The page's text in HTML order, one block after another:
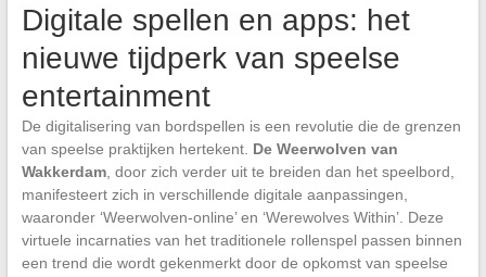
Digitale spellen en apps: het
nieuwe tijdperk van speelse
entertainment
De digitalisering van bordspellen is een revolutie die de grenzen
van speelse praktijken hertekent. De Weerwolven van
Wakkerdam, door zich verder uit te breiden dan het speelbord,
manifesteert zich in verschillende digitale aanpassingen,
waaronder ‘Weerwolven-online’ en ‘Werewolves Within’. Deze
virtuele incarnaties van het traditionele rollenspel passen binnen
een trend die wordt gekenmerkt door de opkomst van speelse